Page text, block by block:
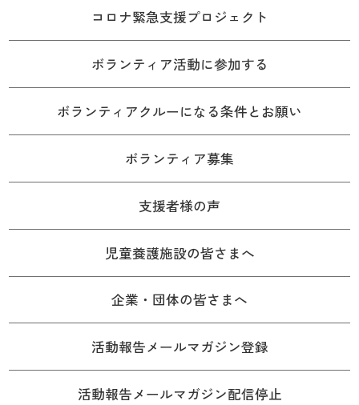
コロナ緊急支援プロジェクト
ボランティア活動に参加する
ボランティアクルーになる条件とお願い
ボランティア募集
支援者様の声
児童養護施設の皆さまへ
企業・団体の皆さまへ
活動報告メールマガジン登録
活動報告メールマガジン配信停止